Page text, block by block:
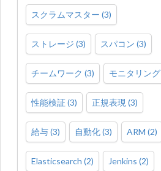
スクラムマスター (3)
ストレージ (3) スパコン (3)
チームワーク (3) モニタリング
性能検証(3) 正規表現 (3)
給与(3) 自動化(3) ARM (2)
Elasticsearch (2) Jenkins (2)